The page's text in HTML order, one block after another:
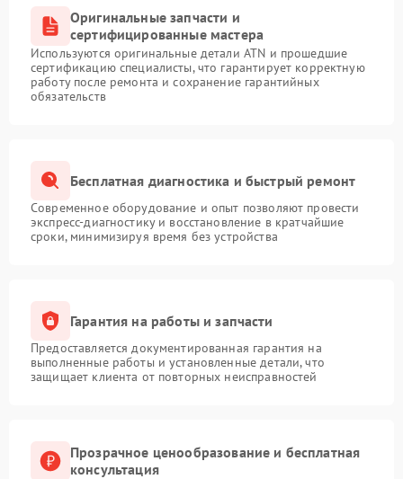
Оригинальные запчасти и
сертифицированные мастера
Используются оригинальные детали ATN и прошедшие
сертификацию специалисты, что гарантирует корректную
работу после ремонта и сохранение гарантийных
обязательств
Бесплатная диагностика и быстрый ремонт
Современное оборудование и опыт позволяют провести
экспресс-диагностику и восстановление в кратчайшие
сроки, минимизируя время без устройства
Гарантия на работы и запчасти
Предоставляется документированная гарантия на
выполненные работы и установленные детали, что
защищает клиента от повторных неисправностей
Прозрачное ценообразование и бесплатная
консультация